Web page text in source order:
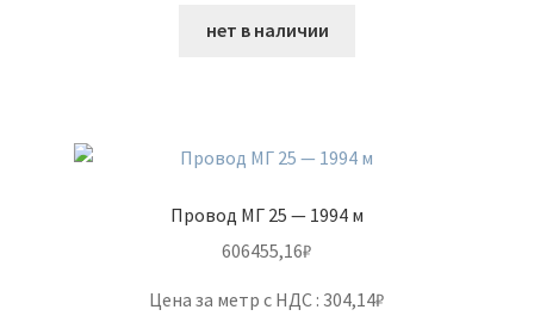
нет в наличии
Провод МГ 25 — 1994 м
606455,16₽
Цена за метр с НДС : 304,14₽